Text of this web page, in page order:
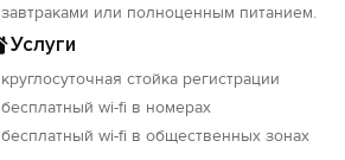
завтраками или полноценным питанием.
Услуги
круглосуточная стойка регистрации
бесплатный wi-fi в номерах
бесплатный wi-fi в общественных зонах